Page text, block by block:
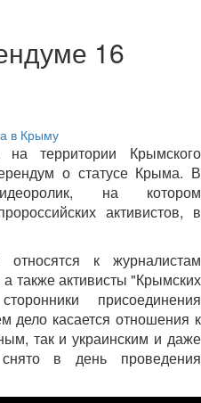
16
территории Крымского
о статусе Крыма. В
на котором
активистов, в
к журналистам
также активисты "Крымских
присоединения
дело касается отношения к
так и украинским и даже
в день проведения